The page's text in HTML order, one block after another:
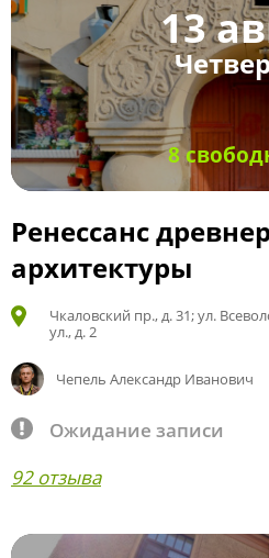
13
8
Ренессанс
архитектуры
Чкаловский пр., д. 31; ул.
ул., д. 2
Чепель Александр Иванович
Ожидание записи
92 отзыва